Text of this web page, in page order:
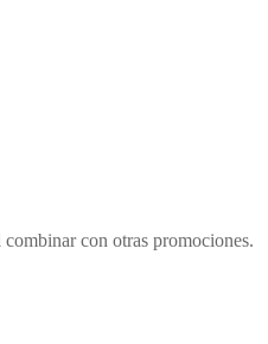
con otras promociones.